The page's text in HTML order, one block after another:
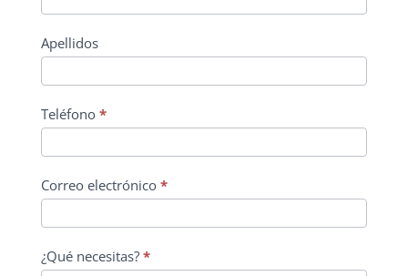
Apellidos
Teléfono *
Correo electrónico *
¿Qué necesitas? *